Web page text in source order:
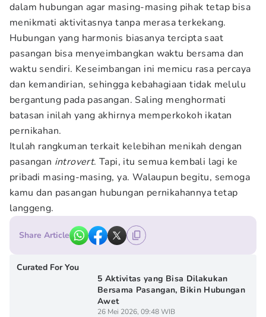
dalam hubungan agar masing-masing pihak tetap bisa
menikmati aktivitasnya tanpa merasa terkekang.
Hubungan yang harmonis biasanya tercipta saat
pasangan bisa menyeimbangkan waktu bersama dan
waktu sendiri. Keseimbangan ini memicu rasa percaya
dan kemandirian, sehingga kebahagiaan tidak melulu
bergantung pada pasangan. Saling menghormati
batasan inilah yang akhirnya memperkokoh ikatan
pernikahan.
Itulah rangkuman terkait kelebihan menikah dengan
pasangan introvert. Tapi, itu semua kembali lagi ke
pribadi masing-masing, ya. Walaupun begitu, semoga
kamu dan pasangan hubungan pernikahannya tetap
langgeng.
Share Article
Curated For You
5 Aktivitas yang Bisa Dilakukan
Bersama Pasangan, Bikin Hubungan
Awet
26 Mei 2026, 09:48 WIB